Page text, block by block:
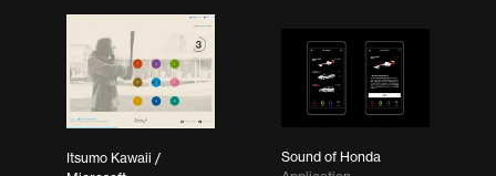
Itsumo Kawaii /
Sound of Honda